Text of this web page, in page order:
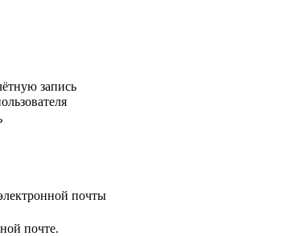
запись
почты
почте.